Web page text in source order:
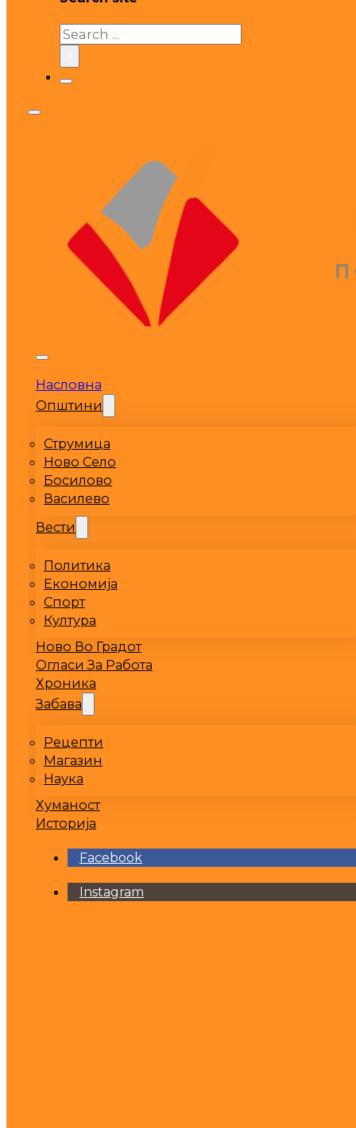
Search
Насловна
Општини
Струмица
Ново Село
Босилово
Василево
Вести
Политика
Економија
Спорт
Култура
Ново Во Градот
Огласи За Работа
Хроника
Забава
Рецепти
Магазин
Наука
Хуманост
Историја
Facebook
Instagram